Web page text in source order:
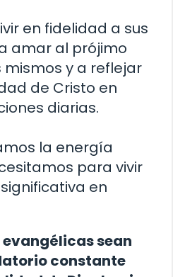
en fidelidad a sus
amar al prójimo
y a reflejar
de Cristo en
diarias.
la energía
para vivir
en
evangélicas sean
constante